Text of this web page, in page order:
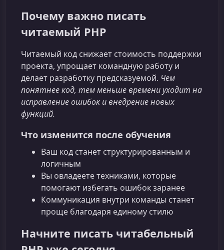
Почему важно писать
читаемый PHP
Читаемый код снижает стоимость поддержки
проекта, упрощает командную работу и
делает разработку предсказуемой. Чем
понятнее код, тем меньше времени уходит на
исправление ошибок и внедрение новых
функций.
Что изменится после обучения
Ваш код станет структурированным и
логичным
Вы овладеете техниками, которые
помогают избегать ошибок заранее
Коммуникация внутри команды станет
проще благодаря единому стилю
Начните писать читабельный